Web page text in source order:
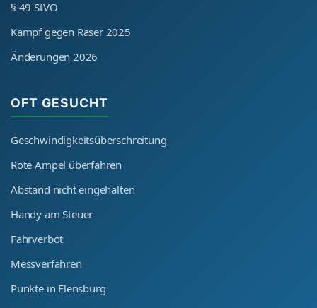
§ 49 StVO
Kampf gegen Raser 2025
Änderungen 2026
OFT GESUCHT
Geschwindigkeitsüberschreitung
Rote Ampel überfahren
Abstand nicht eingehalten
Handy am Steuer
Fahrverbot
Messverfahren
Punkte in Flensburg